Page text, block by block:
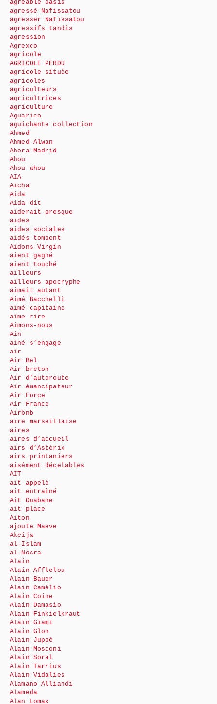
agréable oasis
agressé Nafissatou
agresser Nafissatou
agressifs tandis
agression
Agrexco
agricole
AGRICOLE PERDU
agricole située
agricoles
agriculteurs
agricultrices
agriculture
Aguarico
aguichante collection
Ahmed
Ahmed Alwan
Ahora Madrid
Ahou
Ahou ahou
AIA
Aïcha
Aida
Aida dit
aiderait presque
aides
aides sociales
aidés tombent
Aidons Virgin
aient gagné
aient touché
ailleurs
ailleurs apocryphe
aimait autant
Aimé Bacchelli
aimé capitaine
aime rire
Aimons-nous
Ain
aîné s’engage
air
Air Bel
Air breton
Air d’autoroute
Air émancipateur
Air Force
Air France
Airbnb
aire marseillaise
aires
aires d’accueil
airs d’Astérix
airs printaniers
aisément décelables
AIT
ait appelé
ait entraîné
Ait Ouabane
ait place
Aiton
ajoute Maeve
Akcija
al-Islam
al-Nosra
Alain
Alain Afflelou
Alain Bauer
Alain Camélio
Alain Coine
Alain Damasio
Alain Finkielkraut
Alain Giami
Alain Glon
Alain Juppé
Alain Mosconi
Alain Soral
Alain Tarrius
Alain Vidalies
Alamano Alliandi
Alameda
Alan Lomax